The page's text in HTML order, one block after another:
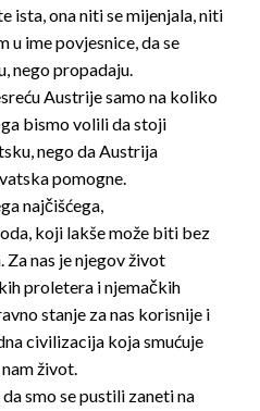
ista, ona niti se mijenjala, niti
u ime povjesnice, da se
nego propadaju.
Austrije samo na koliko
bismo volili da stoji
nego da Austrija
pomogne.
najčišćega,
koji lakše može biti bez
Za nas je njegov život
proletera i njemačkih
stanje za nas korisnije i
civilizacija koja smućuje
život.
smo se pustili zaneti na